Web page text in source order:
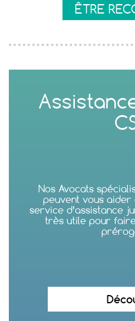
ÊTRE
Nos Avocats
peuvent vous aider
service d’assistance
très utile pour